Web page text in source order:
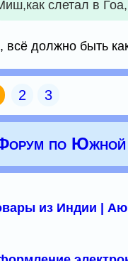
слетал в
всё должно быть
2 3
по
из Индии |